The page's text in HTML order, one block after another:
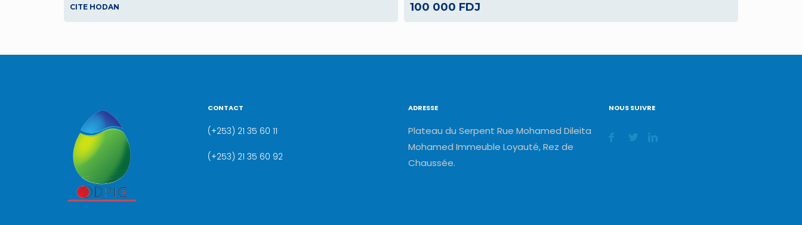
CITE HODAN 100 000 FDJ
CONTACT
(+253) 21 35 60 11
(+253) 21 35 60 92
ADRESSE
Plateau du Serpent Rue Mohamed Dileita
Mohamed Immeuble Loyauté, Rez de
Chaussée.
NOUS SUIVRE